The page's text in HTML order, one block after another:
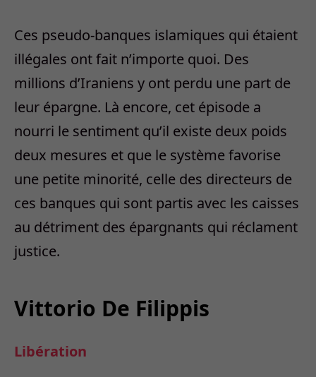
Ces pseudo-banques islamiques qui étaient
illégales ont fait n’importe quoi. Des
millions d’Iraniens y ont perdu une part de
leur épargne. Là encore, cet épisode a
nourri le sentiment qu’il existe deux poids
deux mesures et que le système favorise
une petite minorité, celle des directeurs de
ces banques qui sont partis avec les caisses
au détriment des épargnants qui réclament
justice.
Vittorio De Filippis
Libération